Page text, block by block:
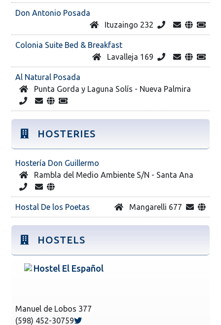
Don Antonio Posada
Ituzaingo 232
Colonia Suite Bed & Breakfast
Lavalleja 169
Al Natural Posada
Punta Gorda y Laguna Solís - Nueva Palmira
HOSTERIES
Hostería Don Guillermo
Rambla del Medio Ambiente S/N - Santa Ana
Hostal De los Poetas Mangarelli 677
HOSTELS
Hostel El Español
Manuel de Lobos 377
(598) 452-30759